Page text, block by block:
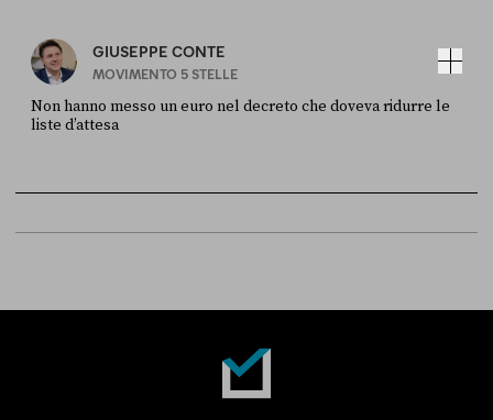
GIUSEPPE CONTE
MOVIMENTO 5 STELLE
Non hanno messo un euro nel decreto che doveva ridurre le
liste d’attesa